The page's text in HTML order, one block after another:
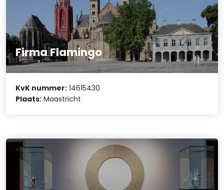
Firma Flamingo
KvK nummer: 14615430
Plaats: Maastricht